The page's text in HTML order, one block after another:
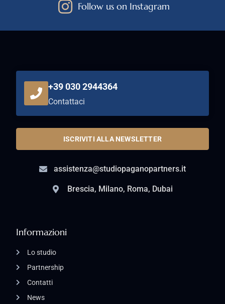
Follow us on Instagram
Informazioni
Lo studio
Partnership
Contatti
News
+39 030 2944364
Contattaci
ISCRIVITI ALLA NEWSLETTER
assistenza@studiopaganopartners.it
Brescia, Milano, Roma, Dubai